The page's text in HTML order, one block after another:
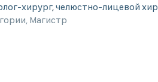
хирург,челюстно-лицевой
, Магистр